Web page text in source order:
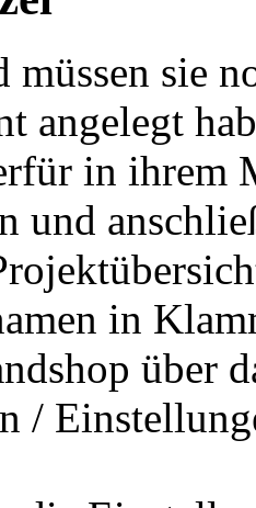
müssen sie
angelegt
in ihrem
und
in
über
/